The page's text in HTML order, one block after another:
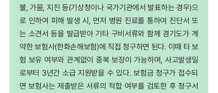
불, 가뭄, 지진 등(기상청이나 국가기관에서 발표하는 경우)으
로 인하여 피해 발생 시, 먼저 병원 진료를 통하여 진단서 또
는 소견서 등을 발급받아 기타 구비서류와 함께 경기도가 계
약한 보험사(한화손해보험)에 직접 청구하면 된다. 이때 타 보
험 보유 여부와 관계없이 중복 보장이 가능하며, 사고발생일
로부터 3년간 소급 지원받을 수 있다. 보험금 청구가 접수되
면 보험사는 제출받은 서류의 적합 여부를 검토한 후 청구서